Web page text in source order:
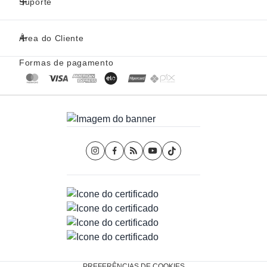
Desodorante natural protege contra odores?
Sim, o desodorante natural ajuda a reduzir as bactérias causadoras
do mau odor, mantendo a sensação de frescor sem bloquear a
transpiração natural.
O desodorante vegano é formulado sem ingredientes de origem
Sim, o desodorante Phytoterapica foi desenvolvido para uso diário,
oferecendo proteção eficaz com ingredientes naturais e seguros.
Área do Cliente
Formas de pagamento